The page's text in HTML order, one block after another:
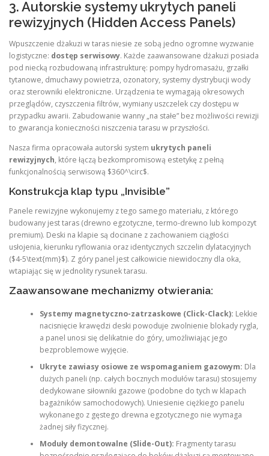
3. Autorskie systemy ukrytych paneli
rewizyjnych (Hidden Access Panels)
Wpuszczenie dżakuzi w taras niesie ze sobą jedno ogromne wyzwanie
logistyczne: dostęp serwisowy. Każde zaawansowane dżakuzi posiada
pod niecką rozbudowaną infrastrukturę: pompy hydromasażu, grzałki
tytanowe, dmuchawy powietrza, ozonatory, systemy dystrybucji wody
oraz sterowniki elektroniczne. Urządzenia te wymagają okresowych
przeglądów, czyszczenia filtrów, wymiany uszczelek czy dostępu w
przypadku awarii. Zabudowanie wanny „na stałe” bez możliwości rewizji
to gwarancja konieczności niszczenia tarasu w przyszłości.
Nasza firma opracowała autorski system ukrytych paneli
rewizyjnych, które łączą bezkompromisową estetykę z pełną
funkcjonalnością serwisową $360^\circ$.
Konstrukcja klap typu „Invisible”
Panele rewizyjne wykonujemy z tego samego materiału, z którego
budowany jest taras (drewno egzotyczne, termo-drewno lub kompozyt
premium). Deski na klapie są docinane z zachowaniem ciągłości
usłojenia, kierunku ryflowania oraz identycznych szczelin dylatacyjnych
($4-5\text{mm}$). Z góry panel jest całkowicie niewidoczny dla oka,
wtapiając się w jednolity rysunek tarasu.
Zaawansowane mechanizmy otwierania:
Systemy magnetyczno-zatrzaskowe (Click-Clack): Lekkie
nacisnięcie krawędzi deski powoduje zwolnienie blokady rygla,
a panel unosi się delikatnie do góry, umożliwiając jego
bezproblemowe wyjęcie.
Ukryte zawiasy osiowe ze wspomaganiem gazowym: Dla
dużych paneli (np. całych bocznych modułów tarasu) stosujemy
dedykowane siłowniki gazowe (podobne do tych w klapach
bagażników samochodowych). Uniesienie ciężkiego panelu
wykonanego z gęstego drewna egzotycznego nie wymaga
żadnej siły fizycznej.
Moduły demontowalne (Slide-Out): Fragmenty tarasu